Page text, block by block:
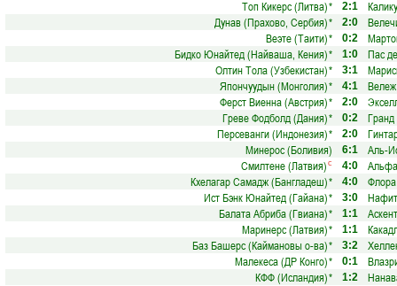
Топ Кикерс (Литва)* 2:1
Дунав (Прахово, Сербия)* 2:0
Веэте (Таити)* 0:2
Бидко Юнайтед (Найваша, Кения)* 1:0
Пас
Олтин Тола (Узбекистан)* 3:1
Япончуудын (Монголия)* 4:1
Ферст Виенна (Австрия)* 2:0
Греве Фодболд (Дания)* 0:2
Персеванги (Индонезия)* 2:0
Минерос (Боливия)
6:1
Аль-
Смилтене (Латвия) с 4:0
Кхелагар Самадж (Бангладеш)* 4:0
Ист Бэнк Юнайтед (Гайана)* 3:0
Балата Абриба (Гвиана)* 1:1
Маринерс (Латвия)* 1:1
Баз Башерс (Каймановы о-ва)* 3:2
Малекеса (ДР Конго)* 0:1
КФФ (Исландия)* 1:2